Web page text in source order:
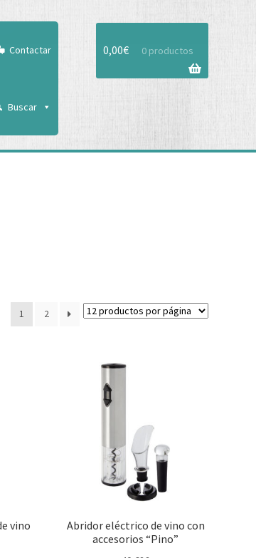
Contactar
Buscar
0,00€ 0 productos
1 2
vino
Abridor eléctrico de vino con
accesorios “Pino”